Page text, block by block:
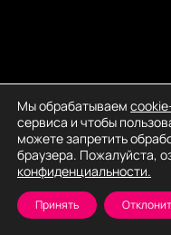
Мы обрабатываем
сервиса и чтобы
можете запретить
браузера. Пожалуйста,
конфиденциальности.
Принять